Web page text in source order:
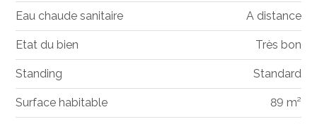
Eau chaude sanitaire A distance
Etat du bien Très bon
Standing Standard
Surface habitable 89 m²